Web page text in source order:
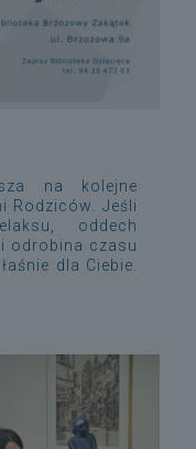
na kolejne
Rodziców. Jeśli
oddech
odrobina czasu
dla Ciebie.